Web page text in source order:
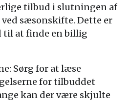
tilbud i slutningen af
sæsonskifte. Dette er
til at finde en billig
Sørg for at læse
for tilbuddet
kan der være skjulte